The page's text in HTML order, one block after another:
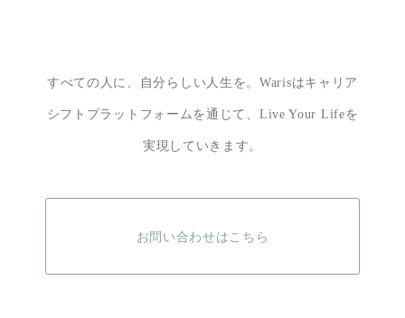
すべての人に、自分らしい人生を。Warisはキャリア
シフトプラットフォームを通じて、 Live Your Lifeを
実現していきます。
お問い合わせはこちら